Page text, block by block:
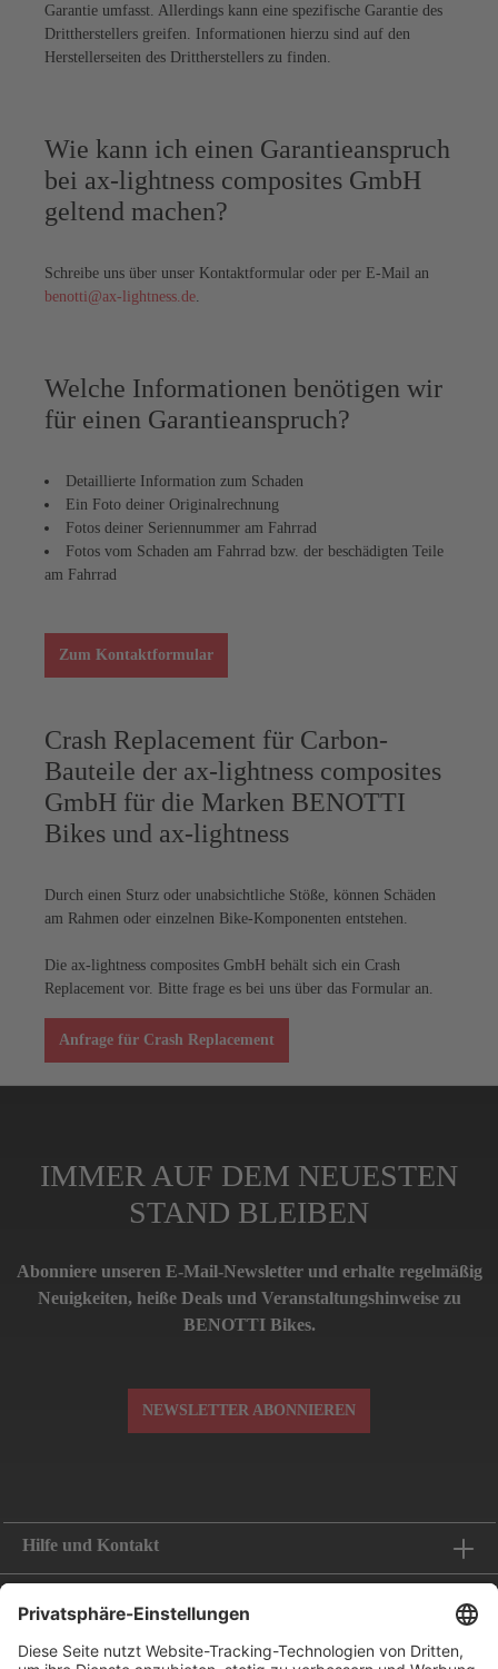
Garantie umfasst. Allerdings kann eine spezifische Garantie des
Drittherstellers greifen. Informationen hierzu sind auf den
Herstellerseiten des Drittherstellers zu finden.
Wie kann ich einen Garantieanspruch
bei ax-lightness composites GmbH
geltend machen?
Schreibe uns über unser Kontaktformular oder per E-Mail an
benotti@ax-lightness.de
Welche Informationen benötigen wir
für einen Garantieanspruch?
Detaillierte Information zum Schaden
Ein Foto deiner Originalrechnung
Fotos deiner Seriennummer am Fahrrad
Fotos vom Schaden am Fahrrad bzw. der beschädigten Teile
am Fahrrad
Zum Kontaktformular
Crash Replacement für Carbon-
Bauteile der ax-lightness composites
GmbH für die Marken BENOTTI
Bikes und ax-lightness
Durch einen Sturz oder unabsichtliche Stöße, können Schäden
am Rahmen oder einzelnen Bike-Komponenten entstehen.
Die ax-lightness composites GmbH behält sich ein Crash
Replacement vor. Bitte frage es bei uns über das Formular an.
Anfrage für Crash Replacement
IMMER AUF DEM NEUESTEN
STAND BLEIBEN
Abonniere unseren E-Mail-Newsletter und erhalte regelmäßig
Neuigkeiten, heiße Deals und Veranstaltungshinweise zu
BENOTTI Bikes.
NEWSLETTER ABONNIEREN
Hilfe und Kontakt
Folge uns